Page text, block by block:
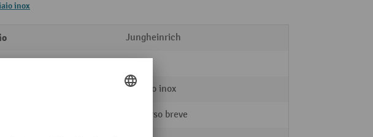
inox
Jungheinrich
Acciaio inox
Percorso breve